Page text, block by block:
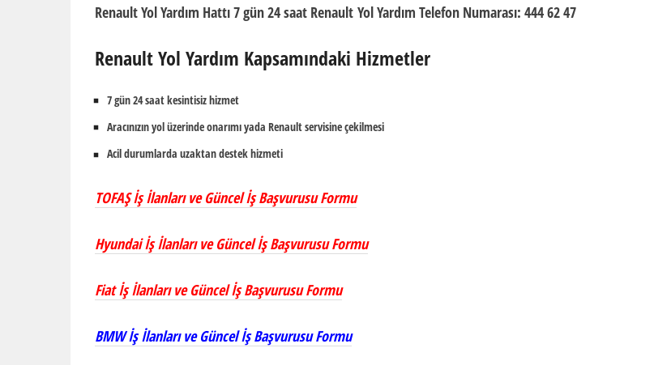
RenaultYol Yardım Hattı 7 gün 24 saat Renault Yol Yardım Telefon Numarası: 444 62 47
RenaultYol Yardım Kapsamındaki Hizmetler
7 gün 24 saat kesintisiz hizmet
Aracınızın yol üzerinde onarımı yada Renault servisine çekilmesi
Acil durumlarda uzaktan destek hizmeti
TOFAŞ İş İlanları ve Güncel İş Başvurusu Formu
Hyundai İş İlanları ve Güncel İş Başvurusu Formu
Fiat İş İlanları ve Güncel İş Başvurusu Formu
BMW İş İlanları ve Güncel İş Başvurusu Formu